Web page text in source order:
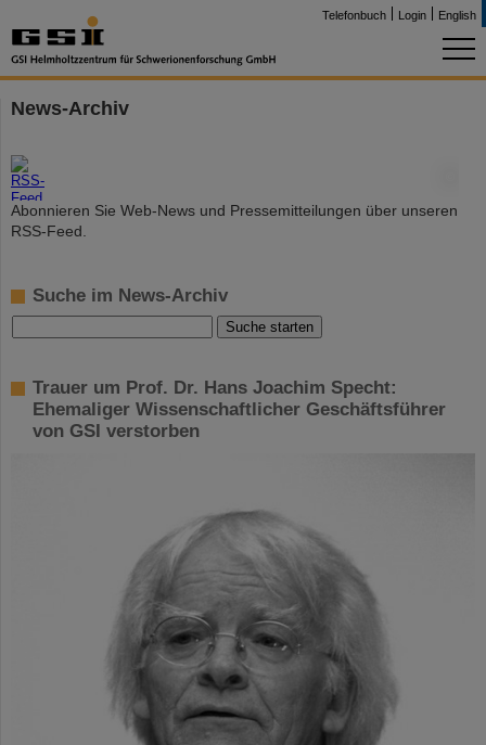
Telefonbuch Login English
News-Archiv
Abonnieren Sie Web-News und Pressemitteilungen über unseren
RSS-Feed.
Suche im News-Archiv
Trauer um Prof. Dr. Hans Joachim Specht:
Ehemaliger Wissenschaftlicher Geschäftsführer
von GSI verstorben